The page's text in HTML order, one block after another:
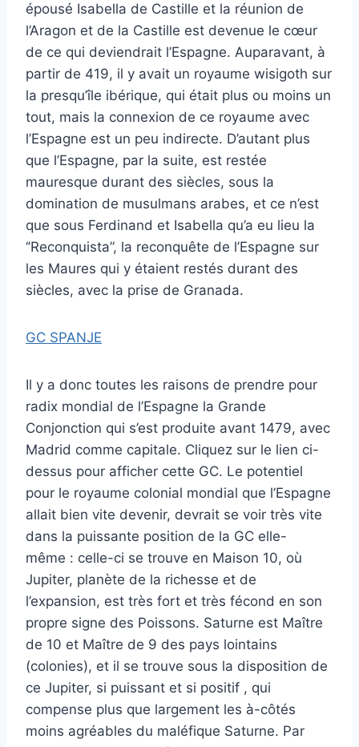
épousé Isabella de Castille et la réunion de
l’Aragon et de la Castille est devenue le cœur
de ce qui deviendrait l’Espagne. Auparavant, à
partir de 419, il y avait un royaume wisigoth sur
la presqu’île ibérique, qui était plus ou moins un
tout, mais la connexion de ce royaume avec
l’Espagne est un peu indirecte. D’autant plus
que l’Espagne, par la suite, est restée
mauresque durant des siècles, sous la
domination de musulmans arabes, et ce n’est
que sous Ferdinand et Isabella qu’a eu lieu la
‘’Reconquista”, la reconquête de l’Espagne sur
les Maures qui y étaient restés durant des
siècles, avec la prise de Granada.
GC SPANJE
Il y a donc toutes les raisons de prendre pour
radix mondial de l’Espagne la Grande
Conjonction qui s’est produite avant 1479, avec
Madrid comme capitale. Cliquez sur le lien ci-
dessus pour afficher cette GC. Le potentiel
pour le royaume colonial mondial que l’Espagne
allait bien vite devenir, devrait se voir très vite
dans la puissante position de la GC elle-
même : celle-ci se trouve en Maison 10, où
Jupiter, planète de la richesse et de
l’expansion, est très fort et très fécond en son
propre signe des Poissons. Saturne est Maître
de 10 et Maître de 9 des pays lointains
(colonies), et il se trouve sous la disposition de
ce Jupiter, si puissant et si positif , qui
compense plus que largement les à-côtés
moins agréables du maléfique Saturne. Par